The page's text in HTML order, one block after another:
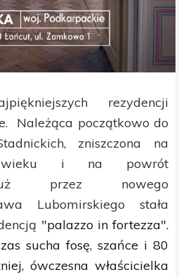
rezydencji
Należąca początkowo do
zniszczona na
wieku i na powrót
przez nowego
Lubomirskiego stała
cją "palazzo in fortezza".
sucha fosę, szańce i 80
ówczesna właścicielka